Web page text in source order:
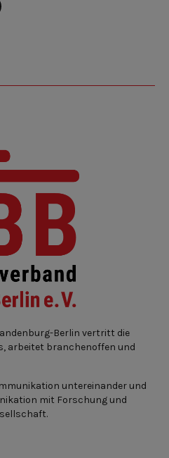
Berlin vertritt die
arbeitet branchenoffen und
untereinander und
mit Forschung und